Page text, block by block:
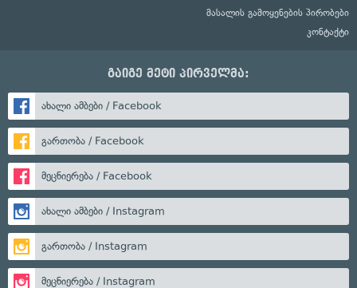
მასალის გამოყენების პირობები
კონტაქტი
გაიგე მეტი პირველმა:
ახალი ამბები / Facebook
გართობა / Facebook
მეცნიერება / Facebook
ახალი ამბები / Instagram
გართობა / Instagram
მეცნიერება / Instagram